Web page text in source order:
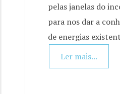
pelas janelas do
para nos dar a
de energias
Ler mais...